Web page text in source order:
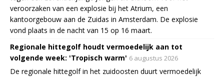
veroorzaken van een explosie bij het Atrium, een
kantoorgebouw aan de Zuidas in Amsterdam. De explosie
vond plaats in de nacht van 15 op 16 maart.
Regionale hittegolf houdt vermoedelijk aan tot
volgende week: 'Tropisch warm' 6 augustus 2026
De regionale hittegolf in het zuidoosten duurt vermoedelijk